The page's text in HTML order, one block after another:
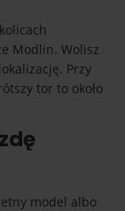
Modlin. Wolisz
Przy
tor to około
model albo